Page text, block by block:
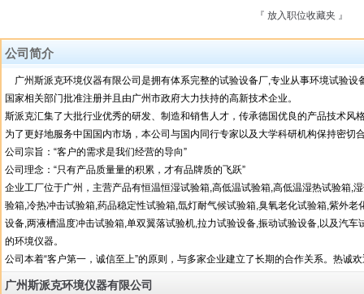
『 放入职位收藏夹 』
公司简介
广州斯派克环境仪器有限公司是拥有体系完整的试验设备厂,专业从事环境试验
国家相关部门批准注册并且由广州市政府大力扶持的高新技术企业。
斯派克汇集了大批行业优秀的研发、制造和销售人才，传承德国优良的产品技术
为了更好地服务中国国内市场，本公司与国内同行专家以及大学科研机构保持密
公司宗旨：“客户的需求是我们经营的导向”
公司理念：“只有产品质量量的积累，才有品牌质的飞跃”
企业工厂位于广州，主营产品有恒温恒湿试验箱,高低温试验箱,高低温湿热试验箱,
验箱,冷热冲击试验箱,药品稳定性试验箱,氙灯耐气候试验箱,臭氧老化试验箱,紫外
设备,两液槽温度冲击试验箱,单双翼落试验机,拉力试验设备,振动试验设备,以及汽
的环境仪器。
公司本着“客户第一，诚信至上”的原则，与多家企业建立了长期的合作关系。热
广州斯派克环境仪器有限公司